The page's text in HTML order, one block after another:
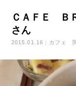
ＣＡＦＥ Ｂ
さん
2015.01.16 カフェ